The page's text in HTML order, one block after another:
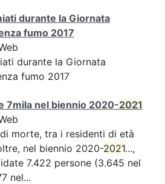
durante la Giornata
fumo 2017
durante la Giornata
fumo 2017
7mila nel biennio 2020-2021
morte, tra i residenti di età
nel biennio 2020-2021...,
7.422 persone (3.645 nel
nel...